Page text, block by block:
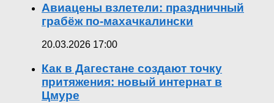
Авиацены взлетели: праздничный
грабёж по-махачкалински
20.03.2026 17:00
Как в Дагестане создают точку
притяжения: новый интернат в
Цмуре